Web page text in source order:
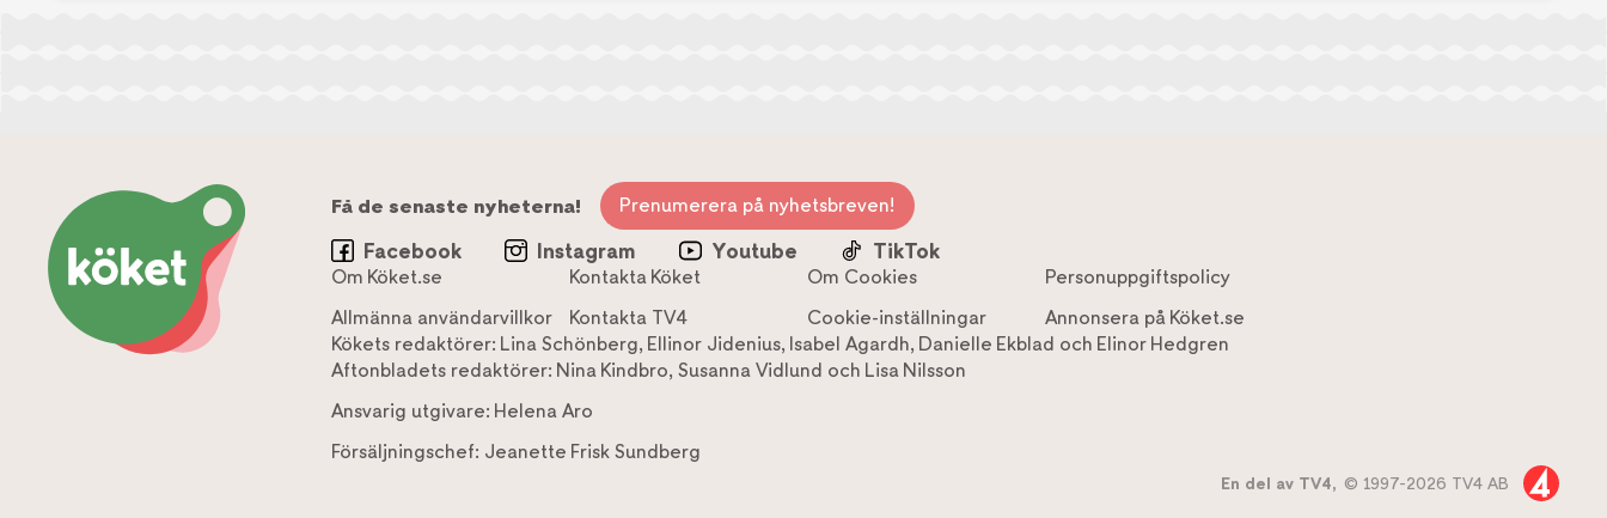
Få de senaste nyheterna! Prenumerera på nyhetsbreven!
Facebook Instagram Youtube TikTok
Om Köket.se Kontakta Köket Om Cookies
Personuppgiftspolicy
Allmänna användarvillkor
Kontakta TV4 Cookie-inställningar
Annonsera på Köket.se
Kökets redaktörer: Lina Schönberg, Ellinor Jidenius, Isabel Agardh, Danielle Ekblad och Elinor Hedgren
Aftonbladets redaktörer: Nina Kindbro, Susanna Vidlund och Lisa Nilsson
Ansvarig utgivare: Helena Aro
Försäljningschef: Jeanette Frisk Sundberg
En del av TV4, © 1997-2026 TV4 AB